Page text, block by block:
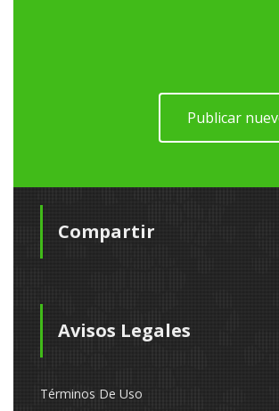
Publicar
Compartir
Avisos Legales
Términos De Uso